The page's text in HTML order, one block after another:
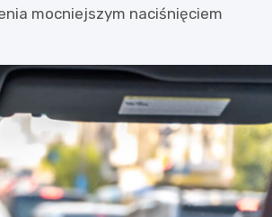
mocniejszym naciśnięciem